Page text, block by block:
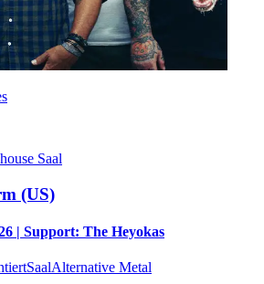
Saal
(US)
| Support: The Heyokas
SaalAlternative Metal